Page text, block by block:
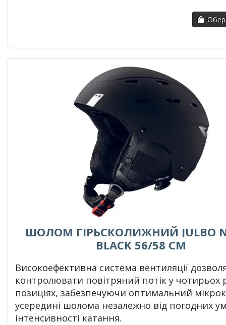
ШОЛОМ ГІРЬСКОЛИЖНИЙ JULBO
BLACK 56/58 СМ
Високоефективна система вентиляції
контролювати повітряний потік у чотирьох
позиціях, забезпечуючи оптимальний
усередині шолома незалежно від погодних
інтенсивності катання.